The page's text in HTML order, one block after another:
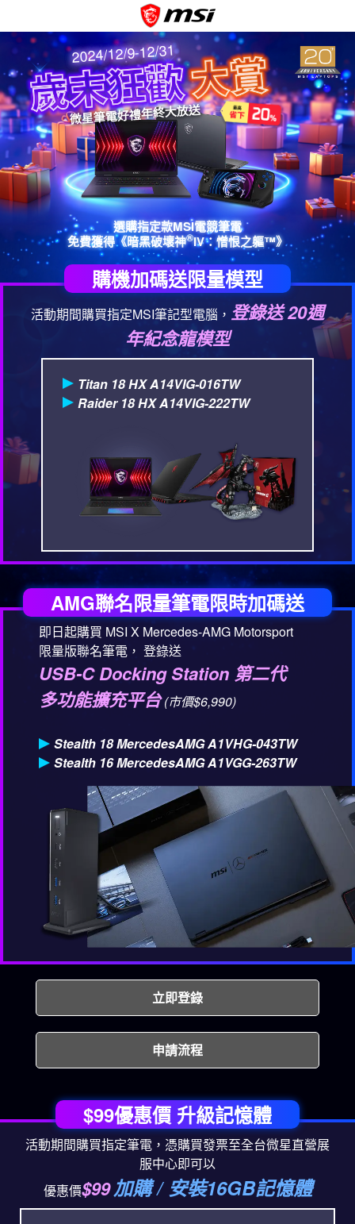
2024/12/9-12/31
微星筆電好禮年終大放送
選購指定款MSI電競筆電
免費獲得《暗黑破壞神®IV：憎恨之軀™》
購機加碼送限量模型
活動期間購買指定MSI筆記型電腦， 登錄送 20週
年紀念龍模型
Titan 18 HX A14VIG-016TW
Raider 18 HX A14VIG-222TW
AMG聯名限量筆電限時加碼送
即日起購買 MSI X Mercedes-AMG Motorsport
限量版聯名筆電， 登錄送
USB-C Docking Station 第二代
多功能擴充平台 (市價$6,990)
Stealth 18 MercedesAMG A1VHG-043TW
Stealth 16 MercedesAMG A1VGG-263TW
立即登錄
申請流程
$99優惠價 升級記憶體
活動期間購買指定筆電，憑購買發票至全台微星直營展
服中心即可以
優惠價$99加購 / 安裝16GB記憶體